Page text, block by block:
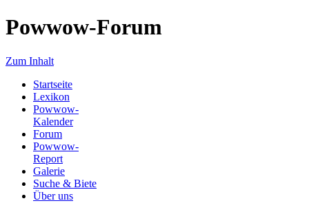
Powwow-Forum
Zum Inhalt
Startseite
Lexikon
Powwow-
Kalender
Forum
Powwow-
Report
Galerie
Suche & Biete
Über uns